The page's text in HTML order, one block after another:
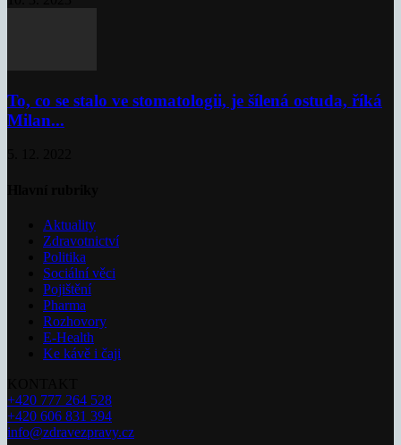
To, co se stalo ve stomatologii, je šílená ostuda, říká
Milan...
Aktuality
Zdravotnictví
Politika
Sociální věci
Pojištění
Pharma
Rozhovory
E-Health
Ke kávě i čaji
+420 777 264 528
+420 606 831 394
info@zdravezpravy.cz